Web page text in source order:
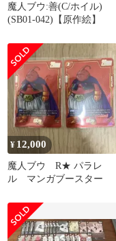
魔人ブウ:善(C/ホイル)
(SB01-042)【原作絵】
¥ 12,000
魔人ブウ R★ パラレ
ル マンガブースター